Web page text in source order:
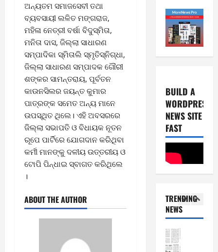
ଅନ୍ୟତମ ସମାଜସେବୀ ତଥା
ବ୍ୟବସାୟୀ ଲଳିତ ମଙ୍ଗରାଜ,
ମହିଳା ନେତ୍ରୀ ବର୍ଷା ବିଦୁସ୍ମିତା,
ମନିତା ଦାସ, ଜିଲ୍ଲା ସାଧାରଣ
ସମ୍ପାଦିକା ସ୍ମିତାଲି ସ୍ମୃତିସ୍ନିଗ୍ଧା,
ଜିଲ୍ଲା ସାଧାରଣ ସମ୍ପାଦକ ଗୌରୀ
ଶଙ୍କର ସାମନ୍ତରାୟ, ପୂର୍ବତନ
କାଉନସିଲର ଜୟନ୍ତ କୁମାର
ପାତ୍ରଙ୍କ ସମେତ ଅନ୍ୟ ମାନେ
ଉପସ୍ଥିତ ଥିଲେ। ଏହି ଅବସରରେ
ଜିଲ୍ଲା ସଭାପତି ଓ ବିଧାୟକ ନୂତନ
ରୂପେ ପାର୍ଟିରେ ଯୋଗଦାନ କରିଥିବା
କର୍ମୀ ମାନଙ୍କୁ ଦଳୀୟ ଉତ୍ତରୀୟ ଓ
ଟୋପି ପିନ୍ଧାଇ ସ୍ବାଗତ କରିଥିଲେ
।
ABOUT THE AUTHOR
BUILD A
WORDPRESS
NEWS SITE
FAST
TRENDING
NEWS
August
7,
2026
3
8
-
2
0
2
August
6,
2026
4
E-Paper
2
0
2
E-Paper
4
8
1
8
2